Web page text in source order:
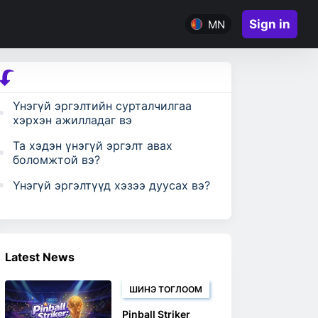
MN Sign in
Үнэгүй эргэлтийн сурталчилгаа
хэрхэн ажилладаг вэ
Та хэдэн үнэгүй эргэлт авах
боломжтой вэ?
Үнэгүй эргэлтүүд хэзээ дуусах вэ?
Latest News
ШИНЭ ТОГЛООМ
Pinball Striker